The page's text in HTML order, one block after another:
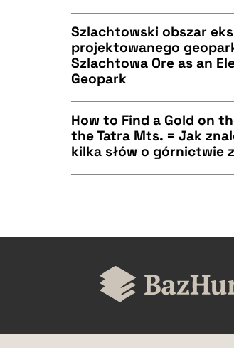
BIBTEX
CZYSTY TEKST
BIBTEX
Szlachtowski obszar
projektowanego
Szlachtowa Ore as an
Geopark
CZYSTY TEKST
How to Find a Gold on
the Tatra Mts. = Jak
kilka słów o górnictwie